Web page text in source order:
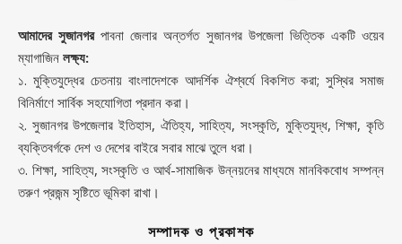
আমাদের সুজানগরপাবনা জেলার অন্তর্গত সুজানগর উপজেলা ভিত্তিক একটি ওয়েব
ম্যাগাজিন লক্ষ্য:
১. মুক্তিযুদ্ধের চেতনায় বাংলাদেশকে আদর্শিক ঐশ্বর্যে বিকশিত করা; সুস্থির সমাজ
বিনির্মাণে সার্বিক সহযোগিতা প্রদান করা।
২. সুজানগর উপজেলার ইতিহাস, ঐতিহ্য, সাহিত্য, সংস্কৃতি, মুক্তিযুদ্ধ, শিক্ষা, কৃতি
ব্যক্তিবর্গকে দেশ ও দেশের বাইরে সবার মাঝে তুলে ধরা।
৩. শিক্ষা, সাহিত্য, সংস্কৃতি ও আর্থ-সামাজিক উন্নয়নের মাধ্যমে মানবিকবোধ সম্পন্ন
তরুণ প্রজন্ম সৃষ্টিতে ভূমিকা রাখা।
সম্পাদক ও প্রকাশক